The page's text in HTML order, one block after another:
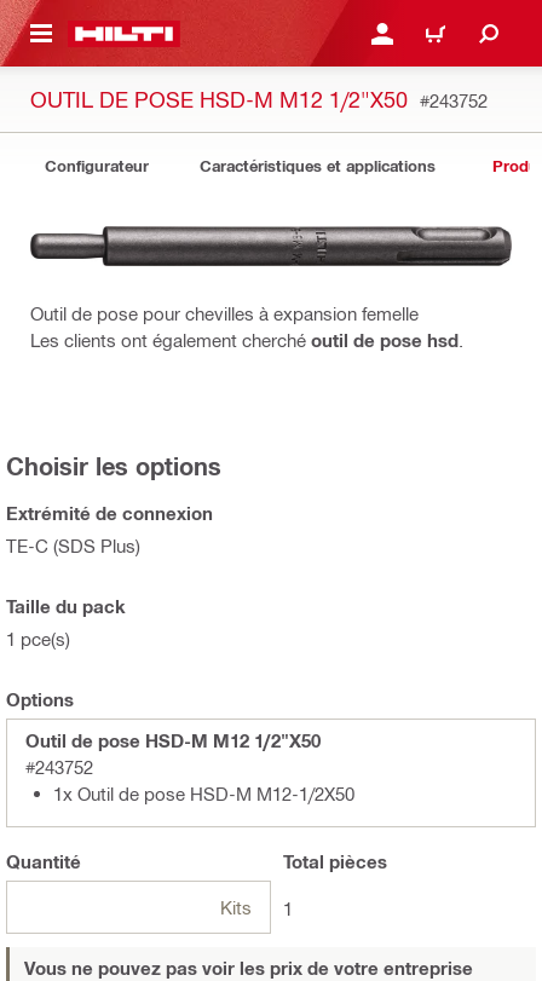
CONTENT CONNEXION OU
PANIER
OUTIL DE POSE HSD-M M12 1/2"X50 #243752
Configurateur Caractéristiques et applications
Outil de pose pour chevilles à expansion femelle
Les clients ont également cherché outil de pose hsd
Choisir les options
Extrémité de connexion
TE-C (SDS Plus)
Taille du pack
1 pce(s)
Options
Outil de pose HSD-M M12 1/2"X50
#243752
1x Outil de pose HSD-M M12-1/2X50
Quantité
Kits
Total pièces
1
Vous ne pouvez pas voir les prix de votre entreprise